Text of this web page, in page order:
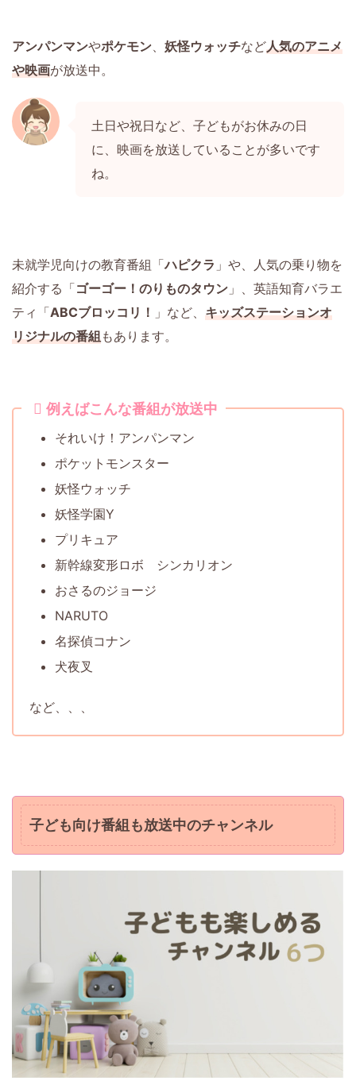
アンパンマンやポケモン、 妖怪ウォッチなど人気のアニメ
や映画が放送中。
土日や祝日など、子どもがお休みの日
に、映画を放送していることが多いです
ね。
未就学児向けの教育番組「ハピクラ 」や、人気の乗り物を
紹介する「ゴーゴー！のりものタウン 」、英語知育バラエ
ティ「ABCブロッコリ！ 」など、 キッズステーションオ
リジナルの番組もあります。
例えばこんな番組が放送中
それいけ！アンパンマン
ポケットモンスター
妖怪ウォッチ
妖怪学園Y
プリキュア
新幹線変形ロボ シンカリオン
おさるのジョージ
NARUTO
名探偵コナン
犬夜叉
など、、、
子ども向け番組も放送中のチャンネル